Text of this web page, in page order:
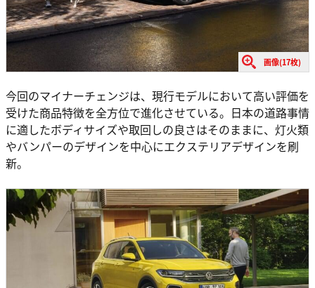
画像(17枚)
今回のマイナーチェンジは、現行モデルにおいて高い評価を
受けた商品特徴を全方位で進化させている。日本の道路事情
に適したボディサイズや取回しの良さはそのままに、灯火類
やバンパーのデザインを中心にエクステリアデザインを刷
新。